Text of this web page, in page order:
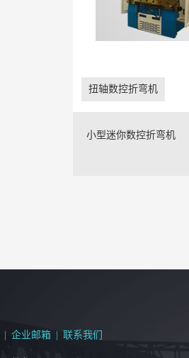
扭轴数控折弯机
小型迷你数控折弯机
企业邮箱 联系我们